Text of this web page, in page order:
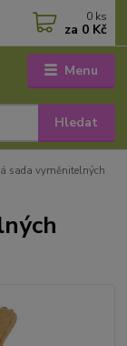
Menu
Hledat
0 ks
za 0 Kč
sada vyměnitelných